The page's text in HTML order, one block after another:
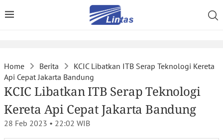
Home Berita
KCIC Libatkan ITB Serap Teknologi Kereta
Api Cepat Jakarta Bandung
KCIC Libatkan ITB Serap Teknologi
Kereta Api Cepat Jakarta Bandung
28 Feb 2023 • 22:02 WIB